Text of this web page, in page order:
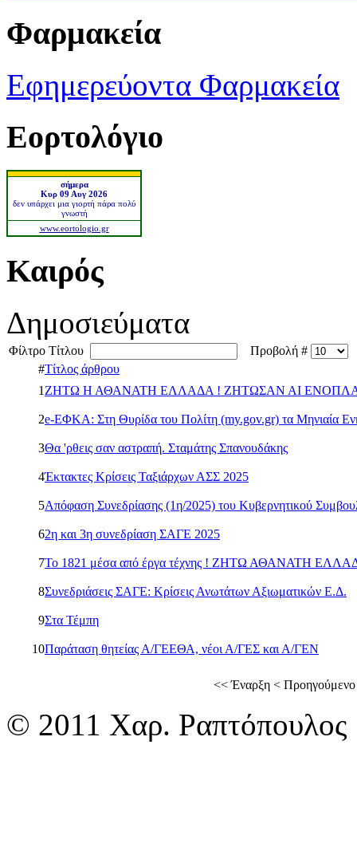
Φαρμακεία
Εφημερεύοντα Φαρμακεία
Εορτολόγιο
σήμερα
Κυρ 09 Αυγ 2026
δεν υπάρχει μια γιορτή πάρα πολύ
γνωστή
www.eortologio.gr
Καιρός
Δημοσιεύματα
Φίλτρο Τίτλου
Προβολή #
#Τίτλος άρθρου
1 ΖΗΤΩ Η ΑΘΑΝΑΤΗ ΕΛΛΑΔΑ ! ΖΗΤΩΣΑΝ ΑΙ ΕΝΟΠΛΑΙ
2e-ΕΦΚΑ: Στη Θυρίδα του Πολίτη (my.gov.gr) τα Μηνιαία
3Θα 'ρθεις σαν αστραπή. Σταμάτης Σπανουδάκης
4Έκτακτες Κρίσεις Ταξιάρχων ΑΣΣ 2025
5Απόφαση Συνεδρίασης (1η/2025) του Κυβερνητικού
62η και 3η συνεδρίαση ΣΑΓΕ 2025
7Το 1821 μέσα από έργα τέχνης ! ΖΗΤΩ ΑΘΑΝΑΤΗ
8Συνεδριάσεις ΣΑΓΕ: Κρίσεις Ανωτάτων Αξιωματικών Ε.Δ.
9Στα Τέμπη
10Παράταση θητείας Α/ΓΕΕΘΑ, νέοι Α/ΓΕΣ και Α/ΓΕΝ
<<Έναρξη < Προηγούμενο
© 2011 Χαρ. Ραπτόπουλος